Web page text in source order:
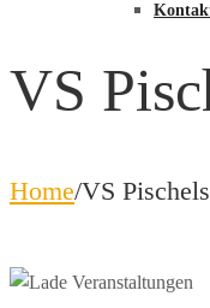
VS
Home/VS